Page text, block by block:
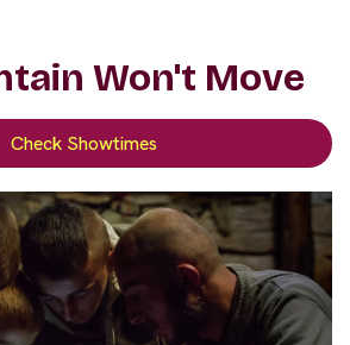
Won't Move
Check Showtimes